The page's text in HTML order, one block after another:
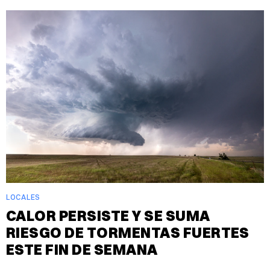
LOCALES
CALOR PERSISTE Y SE SUMA
RIESGO DE TORMENTAS FUERTES
ESTE FIN DE SEMANA